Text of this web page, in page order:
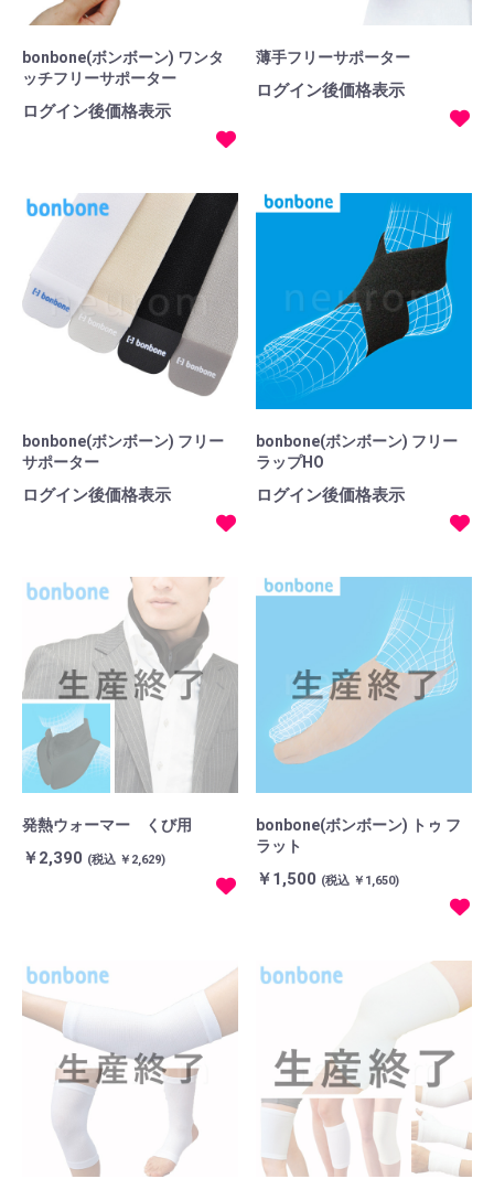
bonbone(ボンボーン) ワンタ
ッチフリーサポーター
ログイン後価格表示
薄手フリーサポーター
ログイン後価格表示
bonbone(ボンボーン) フリー
サポーター
ログイン後価格表示
bonbone(ボンボーン) フリー
ラップHO
ログイン後価格表示
発熱ウォーマー くび用
￥2,390 (税込 ￥2,629)
bonbone(ボンボーン) トゥ フ
ラット
￥1,500 (税込 ￥1,650)